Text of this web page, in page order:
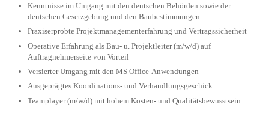
Kenntnisse im Umgang mit den deutschen Behörden sowie der
deutschen Gesetzgebung und den Baubestimmungen
Praxiserprobte Projektmanagementerfahrung und Vertragssicherheit
Operative Erfahrung als Bau- u. Projektleiter (m/w/d) auf
Auftragnehmerseite von Vorteil
Versierter Umgang mit den MS Office-Anwendungen
Ausgeprägtes Koordinations- und Verhandlungsgeschick
Teamplayer (m/w/d) mit hohem Kosten- und Qualitätsbewusstsein